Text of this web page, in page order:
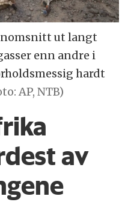
ut langt
enn andre i
hardt
AP, NTB)
av